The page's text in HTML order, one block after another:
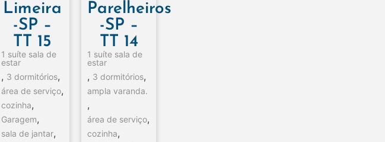
Limeira
-SP –
TT 15
1 suíte sala de
estar
, 3 dormitórios,
área de serviço,
cozinha,
Garagem,
sala de jantar,
Parelheiros
-SP –
TT 14
1 suíte sala de
estar
, 3 dormitórios,
ampla varanda.
,
área de serviço,
cozinha,